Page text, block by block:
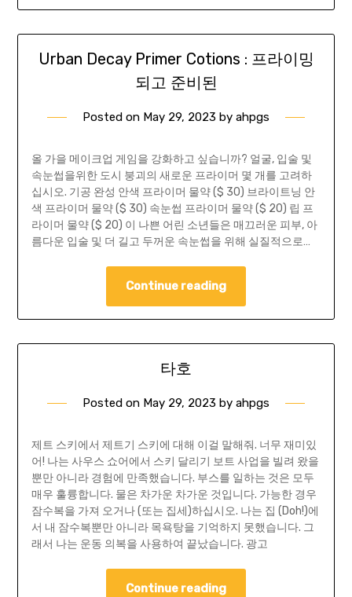
Urban Decay Primer Cotions : 프라이밍
되고 준비된
Posted on May 29, 2023 by ahpgs
올 가을 메이크업 게임을 강화하고 싶습니까? 얼굴, 입술 및
속눈썹을위한 도시 붕괴의 새로운 프라이머 몇 개를 고려하
십시오. 기공 완성 안색 프라이머 물약 ($ 30) 브라이트닝 안
색 프라이머 물약 ($ 30) 속눈썹 프라이머 물약 ($ 20) 립 프
라이머 물약 ($ 20) 이 나쁜 어린 소년들은 매끄러운 피부, 아
름다운 입술 및 더 길고 두꺼운 속눈썹을 위해 실질적으로…
Continue reading
타호
Posted on May 29, 2023 by ahpgs
제트 스키에서 제트기 스키에 대해 이걸 말해줘. 너무 재미있
어! 나는 사우스 쇼어에서 스키 달리기 보트 사업을 빌려 왔을
뿐만 아니라 경험에 만족했습니다. 부스를 일하는 것은 모두
매우 훌륭합니다. 물은 차가운 차가운 것입니다. 가능한 경우
잠수복을 가져 오거나 (또는 집세)하십시오. 나는 집 (Doh!)에
서 내 잠수복뿐만 아니라 목욕탕을 기억하지 못했습니다. 그
래서 나는 운동 의복을 사용하여 끝났습니다. 광고
Continue reading